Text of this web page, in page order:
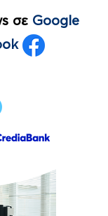
σε Google